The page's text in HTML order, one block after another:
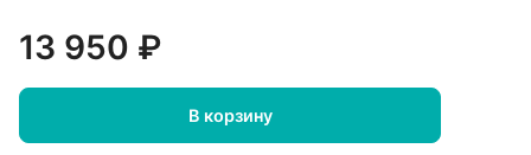
13 950 ₽
В корзину